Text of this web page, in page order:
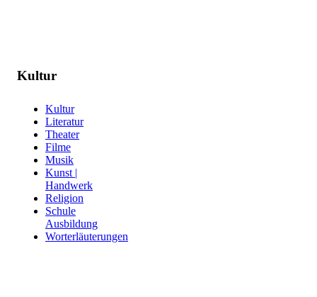
Kultur
Kultur
Literatur
Theater
Filme
Musik
Kunst |
Handwerk
Religion
Schule
Ausbildung
Worterläuterungen